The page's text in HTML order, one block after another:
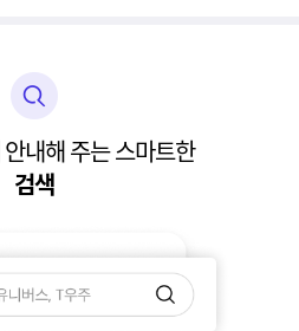
내해 주는 스마트한
검색